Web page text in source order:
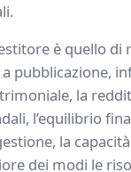
è quello di
pubblicazione,
la
l’equilibrio
la
dei modi le